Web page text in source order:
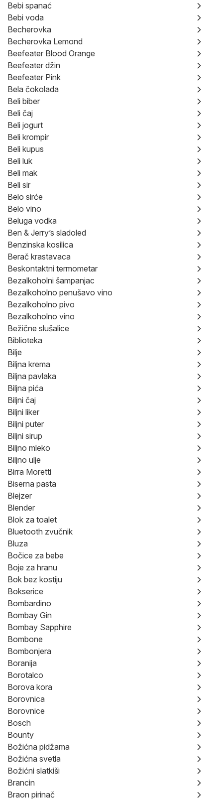
Bebi spanać
Bebi voda
Becherovka
Becherovka Lemond
Beefeater Blood Orange
Beefeater džin
Beefeater Pink
Bela čokolada
Beli biber
Beli čaj
Beli jogurt
Beli krompir
Beli kupus
Beli luk
Beli mak
Beli sir
Belo sirće
Belo vino
Beluga vodka
Ben & Jerry’s sladoled
Benzinska kosilica
Berač krastavaca
Beskontaktni termometar
Bezalkoholni šampanjac
Bezalkoholno penušavo vino
Bezalkoholno pivo
Bezalkoholno vino
Bežične slušalice
Biblioteka
Bilje
Biljna krema
Biljna pavlaka
Biljna pića
Biljni čaj
Biljni liker
Biljni puter
Biljni sirup
Biljno mleko
Biljno ulje
Birra Moretti
Biserna pasta
Blejzer
Blender
Blok za toalet
Bluetooth zvučnik
Bluza
Bočice za bebe
Boje za hranu
Bok bez kostiju
Bokserice
Bombardino
Bombay Gin
Bombay Sapphire
Bombone
Bombonjera
Boranija
Borotalco
Borova kora
Borovnica
Borovnice
Bosch
Bounty
Božićna pidžama
Božićna svetla
Božićni slatkiši
Brancin
Braon pirinač